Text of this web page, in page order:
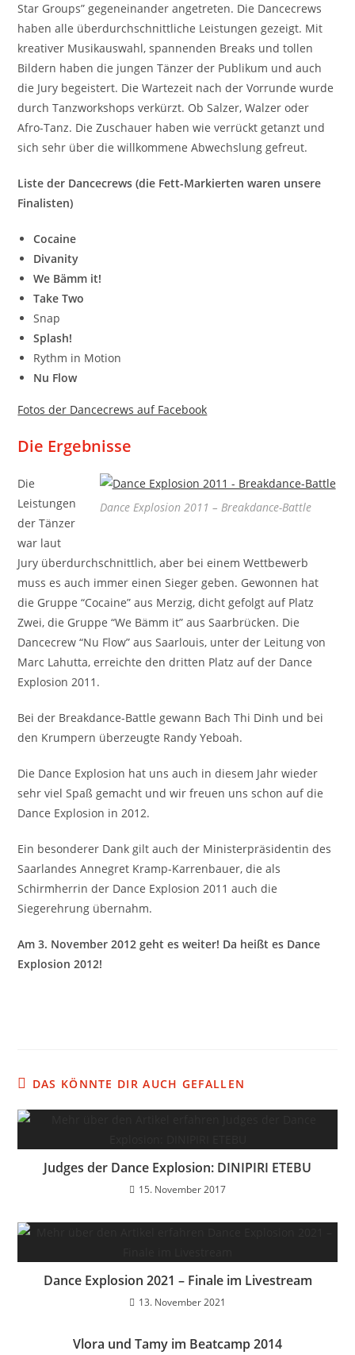
Star Groups” gegeneinander angetreten. Die Dancecrews
haben alle überdurchschnittliche Leistungen gezeigt. Mit
kreativer Musikauswahl, spannenden Breaks und tollen
Bildern haben die jungen Tänzer der Publikum und auch
die Jury begeistert. Die Wartezeit nach der Vorrunde wurde
durch Tanzworkshops verkürzt. Ob Salzer, Walzer oder
Afro-Tanz. Die Zuschauer haben wie verrückt getanzt und
sich sehr über die willkommene Abwechslung gefreut.
Liste der Dancecrews (die Fett-Markierten waren unsere
Finalisten)
Cocaine
Divanity
We Bämm it!
Take Two
Snap
Splash!
Rythm in Motion
Nu Flow
Fotos der Dancecrews auf Facebook
Die Ergebnisse
Dance Explosion 2011 – Breakdance-Battle
Die
Leistungen
der Tänzer
war laut
Jury überdurchschnittlich, aber bei einem Wettbewerb
muss es auch immer einen Sieger geben. Gewonnen hat
die Gruppe “Cocaine” aus Merzig, dicht gefolgt auf Platz
Zwei, die Gruppe “We Bämm it” aus Saarbrücken. Die
Dancecrew “Nu Flow” aus Saarlouis, unter der Leitung von
Marc Lahutta, erreichte den dritten Platz auf der Dance
Explosion 2011.
Bei der Breakdance-Battle gewann Bach Thi Dinh und bei
den Krumpern überzeugte Randy Yeboah.
Die Dance Explosion hat uns auch in diesem Jahr wieder
sehr viel Spaß gemacht und wir freuen uns schon auf die
Dance Explosion in 2012.
Ein besonderer Dank gilt auch der Ministerpräsidentin des
Saarlandes Annegret Kramp-Karrenbauer, die als
Schirmherrin der Dance Explosion 2011 auch die
Siegerehrung übernahm.
Am 3. November 2012 geht es weiter! Da heißt es Dance
Explosion 2012!
DAS KÖNNTE DIR AUCH GEFALLEN
Judges der Dance Explosion: DINIPIRI ETEBU
15. November 2017
Dance Explosion 2021 – Finale im Livestream
13. November 2021
Vlora und Tamy im Beatcamp 2014